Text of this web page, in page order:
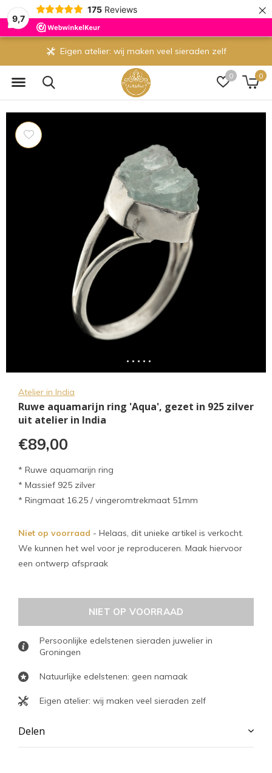
9,7
175 Reviews ×
0 0
Eigen atelier: wij maken veel sieraden zelf
Atelier in India
Ruwe aquamarijn ring 'Aqua', gezet in 925 zilver
uit atelier in India
€89,00
* Ruwe aquamarijn ring
* Massief 925 zilver
* Ringmaat 16.25 / vingeromtrekmaat 51mm
Niet op voorraad - Helaas, dit unieke artikel is verkocht.
We kunnen het wel voor je reproduceren. Maak hiervoor
een ontwerp afspraak
NIET OP VOORRAAD
Persoonlijke edelstenen sieraden juwelier in
Groningen
Natuurlijke edelstenen: geen namaak
Eigen atelier: wij maken veel sieraden zelf
Delen